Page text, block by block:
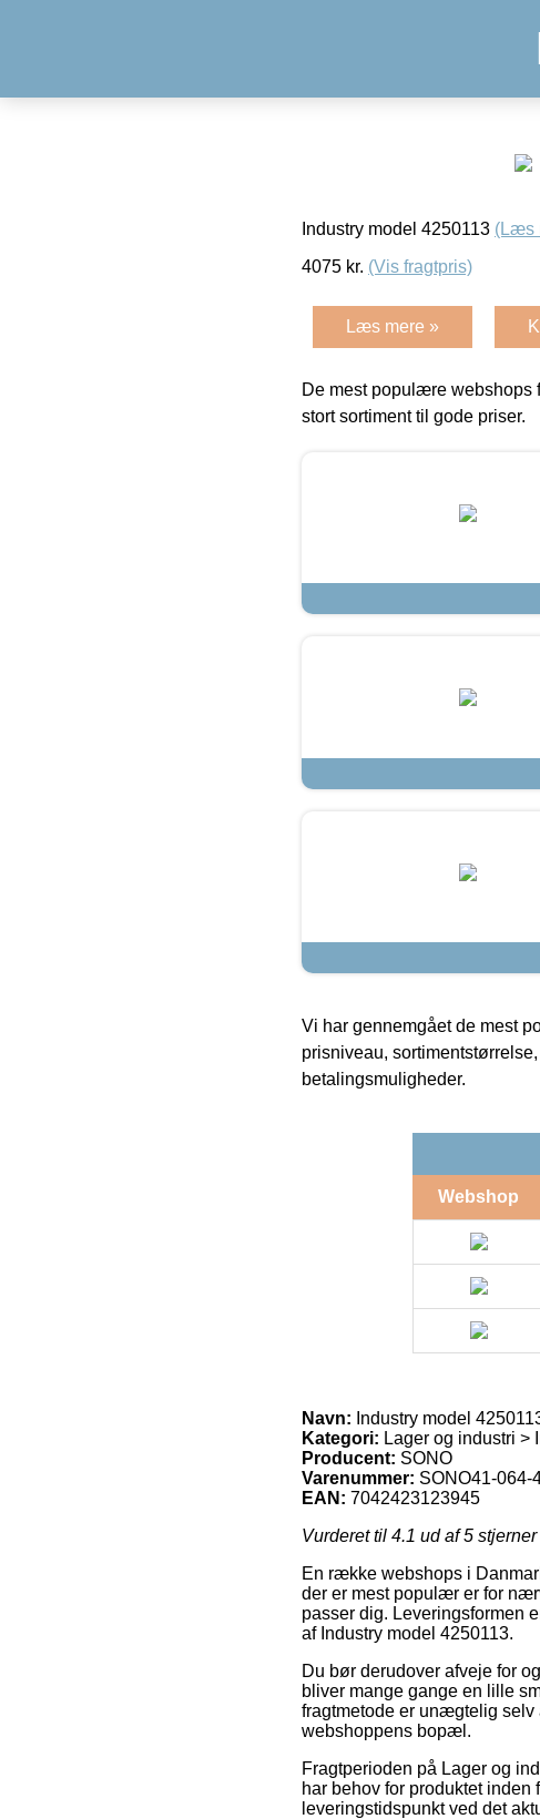
Industry model 4250113 (Læs
4075 kr. (Vis fragtpris)
Læs mere »
De mest populære webshops
stort sortiment til gode priser.
Vi har gennemgået de mest
prisniveau,
betalingsmuligheder.
Webshop
Navn: Industry model
Kategori: Lager og industri >
Producent: SONO
Varenummer: SONO41-064-
EAN: 7042423123945
Vurderet til 4.1 ud af 5
En række webshops i
der er mest populær er for
passer dig. Leveringsformen
af Industry model 4250113.
Du bør derudover afveje for
bliver mange gange en lille
fragtmetode er unægtelig selv
webshoppens bopæl.
Fragtperioden på Lager og
har behov for produktet
leveringstidspunkt ved det